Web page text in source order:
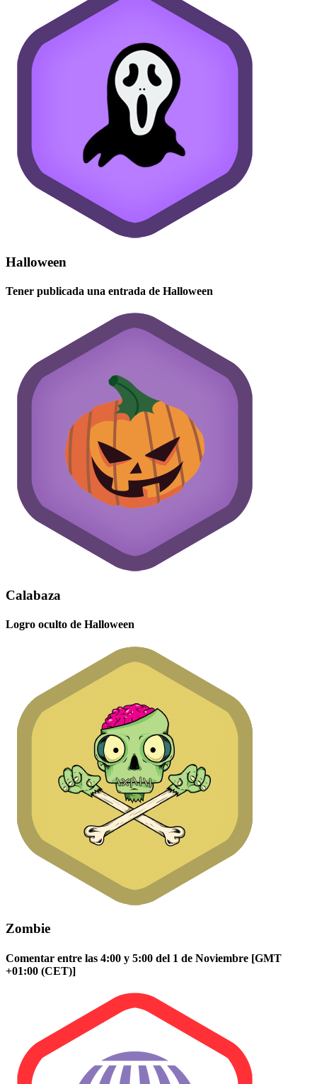
Halloween
Tener publicada una entrada de Halloween
Calabaza
Logro oculto de Halloween
Zombie
Comentar entre las 4:00 y 5:00 del 1 de Noviembre [GMT
+01:00 (CET)]